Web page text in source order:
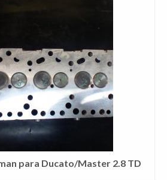
para Ducato/Master 2.8 TD